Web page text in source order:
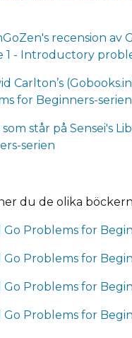
recension av
1 - Introductory
Carlton’s
for Beginners-serien
som står på Sensei's
serien
du de olika
Go Problems for
Go Problems for
Go Problems for
Go Problems for